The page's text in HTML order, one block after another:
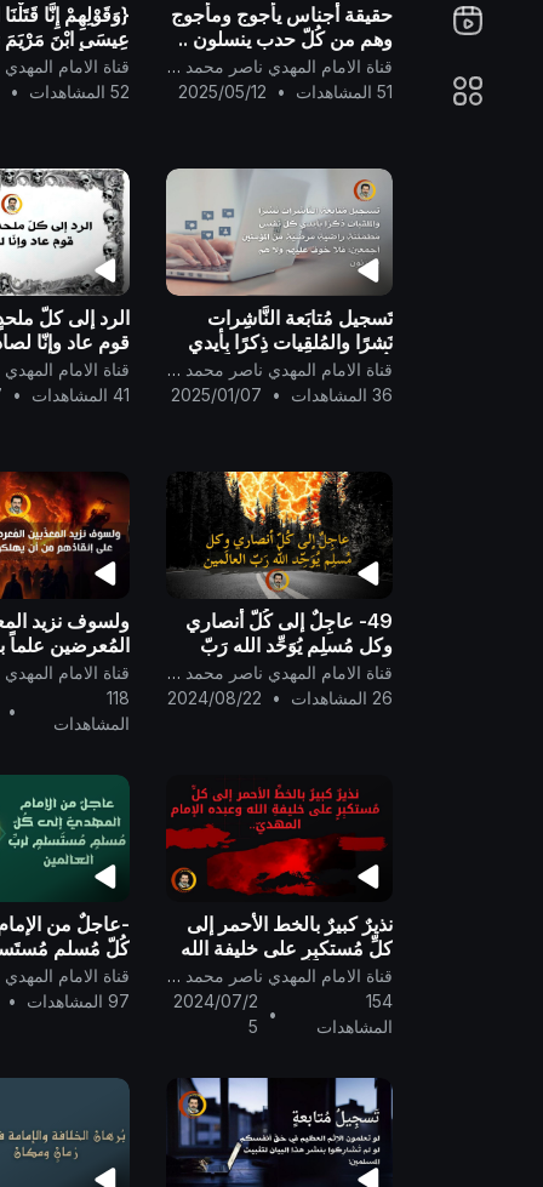
حقيقة أجناس يأجوج ومأجوج
وهم من كُلّ حدب ينسلون ..
قناة الامام المهدي ناصر محمد اليماني
51 المشاهدات
•
2025/05/12
{وَقَوْلِهِمْ إِنَّا
عِيسَى ابْنَ مَرْيَمَ
وَمَا قَتَلُوهُ وَمَا
شُبِّهَ لَهُمْ ۚ}
52 المشاهدات
•
تَسجيل مُتابَعة النَّاشِرات
نَشرًا والمُلقِيات ذِكرًا بِأيدي
كُلّ نَفسٍ مُطمَئنَّةٍ راضيَةٍ
مَرضيَّةٍ مِن المُؤمنين
قناة الامام المهدي ناصر محمد اليماني
36 المشاهدات
•
2025/01/07
الرد إلى كلّ
قوم عاد وإنّا
41 المشاهدات
•
49- عاجِلٌ إلى كُلّ أنصاري
وكل مُسلِم يُوَحِّد الله رَبّ
العالَمين ..
قناة الامام المهدي ناصر محمد اليماني
26 المشاهدات
•
2024/08/22
ولسوف نزيد
المُعرضين علماً
على إنقاذهم من
بعذاب يومٍ عقيمٍ
118
المشاهدات
•
نذيرٌ كبيرٌ بالخط الأحمر إلى
كلِّ مُستكبِرٍ على خليفة الله
وعبده الإمام المهديّ..
قناة الامام المهدي ناصر محمد اليماني
154
المشاهدات
•
2024/07/2
5
-عاجلٌ من
كُلّ مُسلمٍ
العالمين ..
97 المشاهدات
•